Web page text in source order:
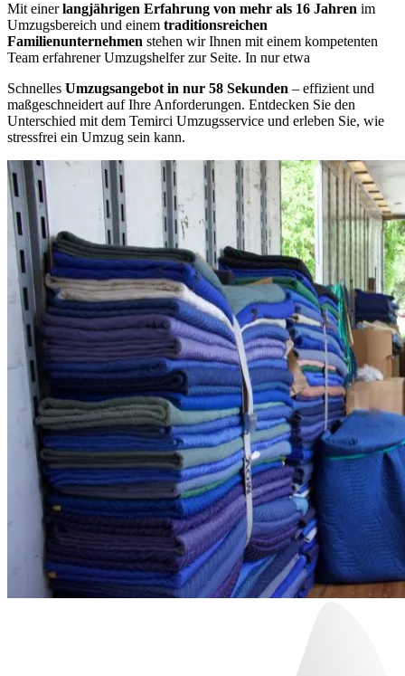
Mit einerlangjährigen Erfahrung von mehr als 16 Jahren im
Umzugsbereich und einem traditionsreichen
Familienunternehmen stehen wir Ihnen mit einem kompetenten
Team erfahrener Umzugshelfer zur Seite. In nur etwa
Schnelles Umzugsangebot in nur 58 Sekunden – effizient und
maßgeschneidert auf Ihre Anforderungen. Entdecken Sie den
Unterschied mit dem Temirci Umzugsservice und erleben Sie, wie
stressfrei ein Umzug sein kann.